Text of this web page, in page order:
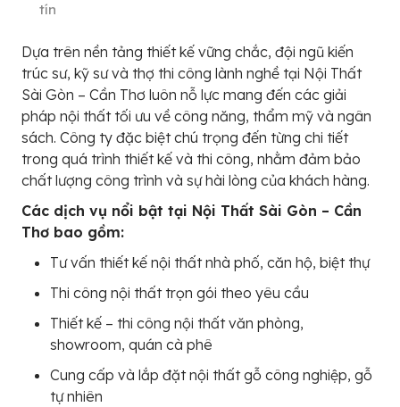
tín
Dựa trên nền tảng thiết kế vững chắc, đội ngũ kiến
trúc sư, kỹ sư và thợ thi công lành nghề tại Nội Thất
Sài Gòn – Cần Thơ luôn nỗ lực mang đến các giải
pháp nội thất tối ưu về công năng, thẩm mỹ và ngân
sách. Công ty đặc biệt chú trọng đến từng chi tiết
trong quá trình thiết kế và thi công, nhằm đảm bảo
chất lượng công trình và sự hài lòng của khách hàng.
Các dịch vụ nổi bật tại Nội Thất Sài Gòn – Cần
Thơ bao gồm:
Tư vấn thiết kế nội thất nhà phố, căn hộ, biệt thự
Thi công nội thất trọn gói theo yêu cầu
Thiết kế – thi công nội thất văn phòng,
showroom, quán cà phê
Cung cấp và lắp đặt nội thất gỗ công nghiệp, gỗ
tự nhiên